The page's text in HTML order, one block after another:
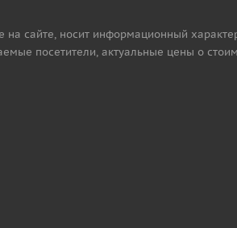
сайте, носит информационный
посетители, актуальные цены о